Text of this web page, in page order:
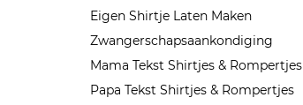
Eigen Shirtje Laten Maken
Zwangerschapsaankondiging
Mama Tekst Shirtjes & Rompertjes
Papa Tekst Shirtjes & Rompertjes